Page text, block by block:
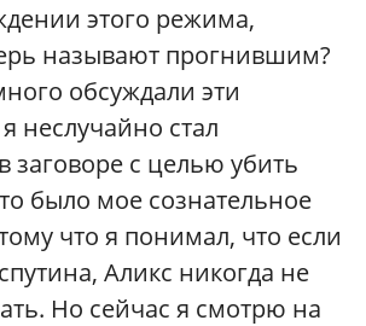
этого режима,
называют прогнившим?
обсуждали эти
неслучайно стал
заговоре с целью убить
было мое сознательное
что я понимал, что если
Аликс никогда не
Но сейчас я смотрю на